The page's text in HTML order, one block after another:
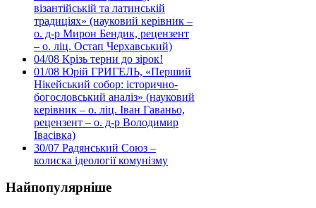
візантійській та латинській
традиціях» (науковий керівник –
о. д-р Мирон Бендик, рецензент
– о. ліц. Остап Черхавський)
04/08 Крізь терни до зірок!
01/08 Юрій ГРИГЕЛЬ, «Перший
Нікейський собор: історично-
богословський аналіз» (науковий
керівник – о. ліц. Іван Гаваньо,
рецензент – о. д-р Володимир
Івасівка)
30/07 Радянський Союз –
колиска ідеології комунізму
Найпопулярніше